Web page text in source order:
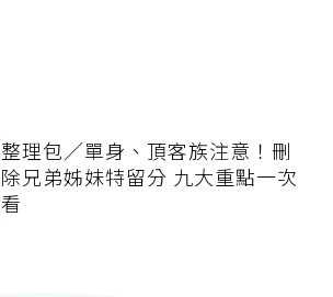
整理包／單身、頂客族注意！刪
除兄弟姊妹特留分 九大重點一次
看